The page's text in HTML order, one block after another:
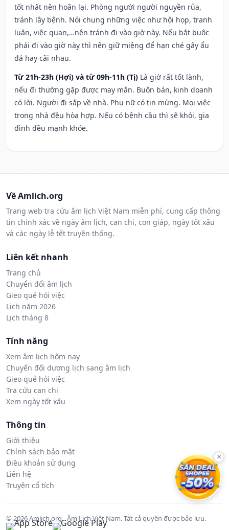
tốt nhất nên hoãn lại. Phòng người người nguyền rủa,
tránh lây bệnh. Nói chung những việc như hội họp, tranh
luận, việc quan,…nên tránh đi vào giờ này. Nếu bắt buộc
phải đi vào giờ này thì nên giữ miệng để hạn ché gây ẩu
đả hay cãi nhau.
Từ 21h-23h (Hợi) và từ 09h-11h (Tị) Là giờ rất tốt lành,
nếu đi thường gặp được may mắn. Buôn bán, kinh doanh
có lời. Người đi sắp về nhà. Phụ nữ có tin mừng. Mọi việc
trong nhà đều hòa hợp. Nếu có bệnh cầu thì sẽ khỏi, gia
đình đều mạnh khỏe.
Về Amlich.org
Trang web tra cứu âm lịch Việt Nam miễn phí, cung cấp thông
tin chính xác về ngày âm lịch, can chi, con giáp, ngày tốt xấu
và các ngày lễ tết truyền thống.
Liên kết nhanh
Trang chủ
Chuyển đổi âm lịch
Gieo quẻ hỏi việc
Lịch năm 2026
Lịch tháng 8
Tính năng
Xem âm lịch hôm nay
Chuyển đổi dương lịch sang âm lịch
Gieo quẻ hỏi việc
Tra cứu can chi
Xem ngày tốt xấu
Thông tin
Giới thiệu
Chính sách bảo mật
Điều khoản sử dụng
Liên hệ
Truyện cổ tích
© 2026 Amlich.org - Âm Lịch Việt Nam. Tất cả quyền được bảo lưu.
×